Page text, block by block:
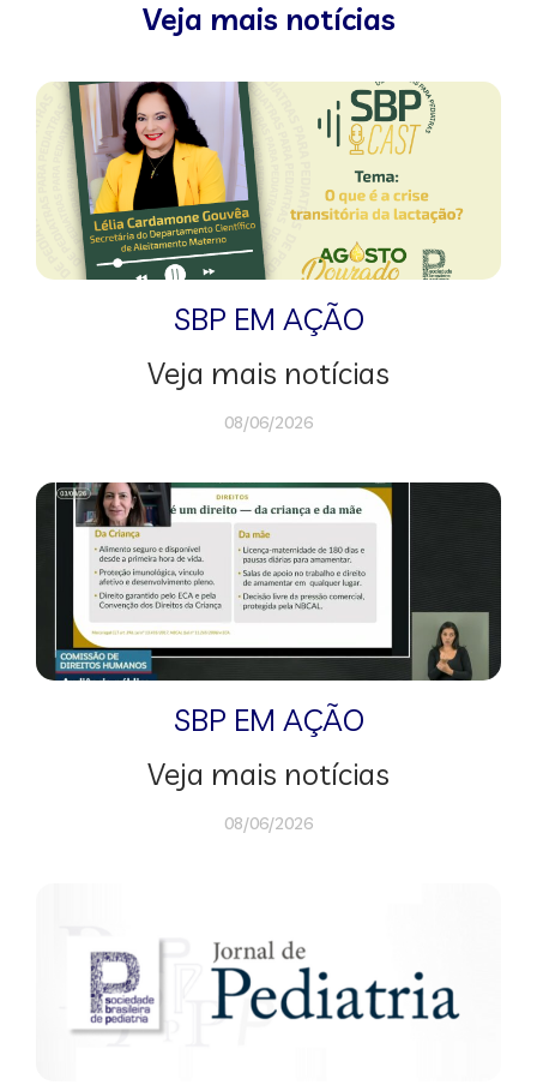
Veja mais notícias
SBP EM AÇÃO
Veja mais notícias
08/06/2026
SBP EM AÇÃO
Veja mais notícias
08/06/2026